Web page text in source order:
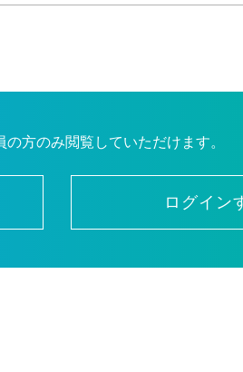
方のみ閲覧していただけます。
ログイン